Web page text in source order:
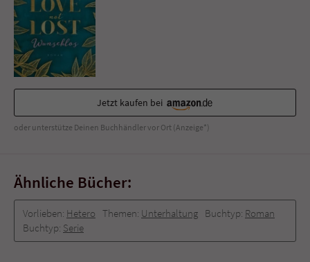
Jetzt kaufen bei
oder unterstütze Deinen Buchhändler vor Ort (Anzeige*)
Ähnliche Bücher:
Vorlieben: Hetero Themen: Unterhaltung Buchtyp: Roman
Buchtyp: Serie